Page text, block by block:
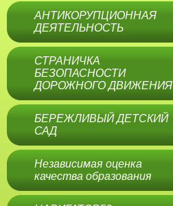
АНТИКОРУПЦИОННАЯ
ДЕЯТЕЛЬНОСТЬ
СТРАНИЧКА
БЕЗОПАСНОСТИ
ДОРОЖНОГО ДВИЖЕНИЯ
БЕРЕЖЛИВЫЙ ДЕТСКИЙ
САД
Независимая оценка
качества образования